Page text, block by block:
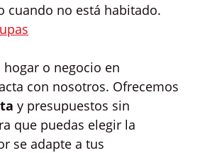
cuando no está habitado.
o negocio en
con nosotros. Ofrecemos
y presupuestos sin
que puedas elegir la
se adapte a tus